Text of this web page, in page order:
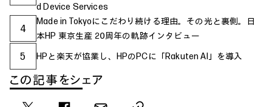
d Device Services
4
Made in Tokyoにこだわり続ける理由。その光と裏側。日
本HP 東京生産 20周年の軌跡インタビュー
5 HPと楽天が協業し、HPのPCに「Rakuten AI」を導入
この記事をシェア